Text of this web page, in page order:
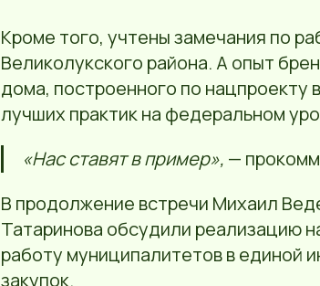
Кроме того, учтены замечания по
Великолукского района. А опыт
дома, построенного по нацпроекту
лучших практик на федеральном
«Нас ставят в пример», —
В продолжение встречи Михаил
Татаринова обсудили реализацию
работу муниципалитетов в единой
закупок.